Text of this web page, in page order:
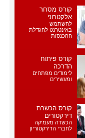
קורס מסחר
אלקטרוני
להשתמש
באינטרנט להגדלת
ההכנסות
קורס פיתוח
הדרכה
לימודים מפתחים
ומעשירים
קורס הכשרת
דירקטורים
הכשרה מעמיקה
לחברי הדירקטוריון